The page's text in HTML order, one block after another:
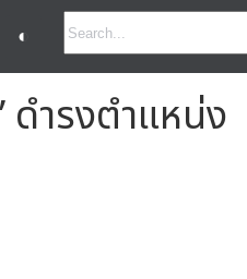
◐
ดำรงตำแหน่ง